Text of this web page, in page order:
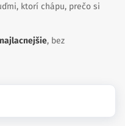
ktorí chápu, prečo si
najlacnejšie, bez